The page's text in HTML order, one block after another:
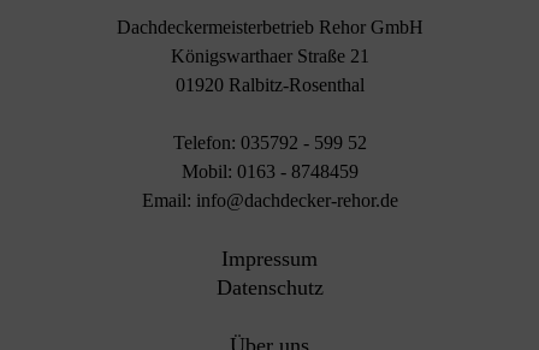
Dachdeckermeisterbetrieb Rehor GmbH
Königswarthaer Straße 21
01920 Ralbitz-Rosenthal
Telefon: 035792 - 599 52
Mobil: 0163 - 8748459
Email: info@dachdecker-rehor.de
Impressum
Datenschutz
Über uns